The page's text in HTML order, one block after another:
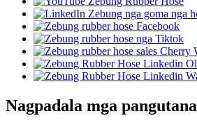
Nagpadala mga pangutana